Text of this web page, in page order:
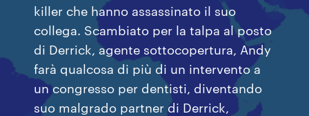
killer che hanno assassinato il suo
collega. Scambiato per la talpa al posto
di Derrick, agente sottocopertura, Andy
farà qualcosa di più di un intervento a
un congresso per dentisti, diventando
suo malgrado partner di Derrick,